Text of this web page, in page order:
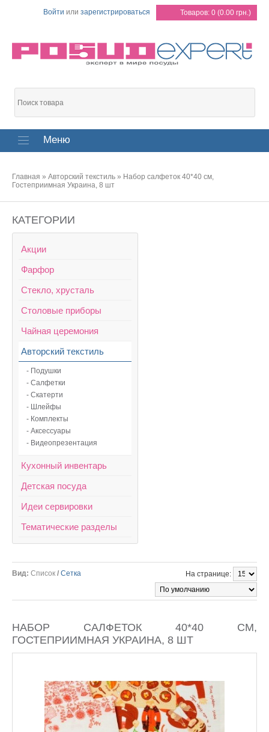
Товаров: 0 (0.00 грн.)
Войти или зарегистрироваться
Меню
Главная » Авторский текстиль » Набор салфеток 40*40 см,
Гостеприимная Украина, 8 шт
КАТЕГОРИИ
Акции
Фарфор
Стекло, хрусталь
Столовые приборы
Чайная церемония
Авторский текстиль
- Подушки
- Салфетки
- Скатерти
- Шлейфы
- Комплекты
- Аксессуары
- Видеопрезентация
Кухонный инвентарь
Детская посуда
Идеи сервировки
Тематические разделы
Вид: Список / Сетка На странице:
НАБОР САЛФЕТОК 40*40 СМ,
ГОСТЕПРИИМНАЯ УКРАИНА, 8 ШТ